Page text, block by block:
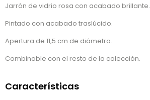
Jarrón de vidrio rosa con acabado brillante.
Pintado con acabado traslúcido.
Apertura de 11,5 cm de diámetro.
Combinable con el resto de la colección.
Características